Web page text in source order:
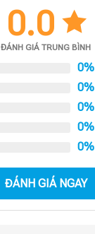
0.0
ĐÁNH GIÁ TRUNG BÌNH
0%
0%
0%
0%
0%
ĐÁNH GIÁ NGAY